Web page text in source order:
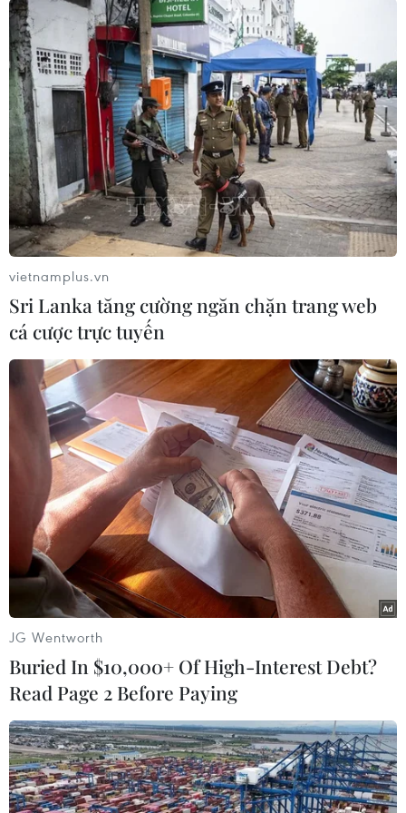
#Đàm phán Ấn-Trung
#Đường kiểm soát thực tế
#Đàm phán biên giới
#Điểm đối đầu
Ấn Độ
Trung Quốc
Theo dõi VietnamPlus
TIN LIÊN QUAN
Ấn Độ-Trung Quốc tiến hành vòng đàm
phán quân sự cấp cao tiếp theo
vietnamplus.vn
Sri Lanka tăng cường ngăn chặn trang web
cá cược trực tuyến
JG Wentworth
Buried In $10,000+ Of High-Interest Debt?
Read Page 2 Before Paying